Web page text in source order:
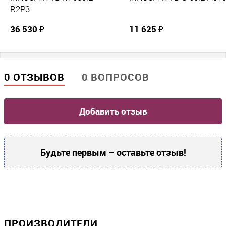
R2P3
36 530 ₽ 11 625 ₽
0 ОТЗЫВОВ 0 ВОПРОСОВ
Добавить отзыв
Будьте первым – оставьте отзыв!